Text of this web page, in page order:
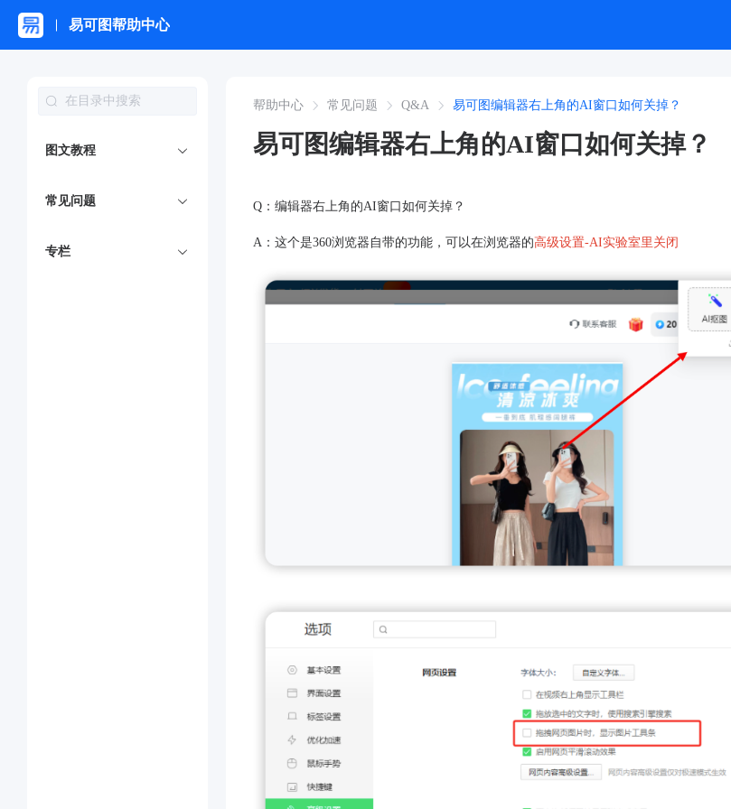
易可图帮助中心
图文教程
常见问题
专栏
帮助中心 常见问题 Q&A 易可图编辑器右上角的AI窗口如何关掉？
易可图编辑器右上角的AI窗口如何关掉？
Q：编辑器右上角的AI窗口如何关掉？
A： 这个是360浏览器自带的功能，可以在浏览器的高级设置-AI实验室里关闭